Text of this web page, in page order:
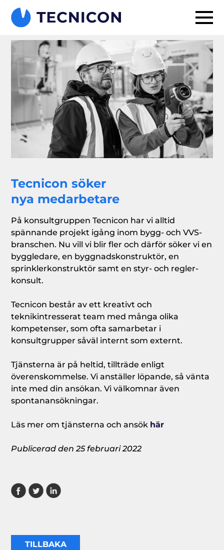
Tecnicon söker
nya medarbetare
På konsultgruppen Tecnicon har vi alltid
spännande projekt igång inom bygg- och VVS-
branschen. Nu vill vi blir fler och därför söker vi en
bygg­ledare, en byggnads­konstruktör, en
sprinkler­konstruktör samt en styr- och regler­
konsult.
Tecnicon består av ett kreativt och
teknikintresserat team med många olika
kompetenser, som ofta samarbetar i
konsultgrupper såväl internt som externt.
Tjänsterna är på heltid, tillträde enligt
överenskommelse. Vi anställer löpande, så vänta
inte med din ansökan. Vi välkomnar även
spontanansökningar.
Läs mer om tjänsterna och ansök här
Publicerad den 25 februari 2022
TILLBAKA